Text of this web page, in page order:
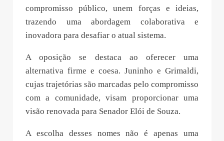
compromisso público, unem forças e ideias,
trazendo uma abordagem colaborativa e
inovadora para desafiar o atual sistema.
A oposição se destaca ao oferecer uma
alternativa firme e coesa. Juninho e Grimaldi,
cujas trajetórias são marcadas pelo compromisso
com a comunidade, visam proporcionar uma
visão renovada para Senador Elói de Souza.
A escolha desses nomes não é apenas uma